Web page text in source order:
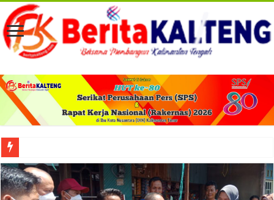
Viral! Selama Dua Bulan Lebih Siltap Serta Tunjangan Pemdes dan BPD di